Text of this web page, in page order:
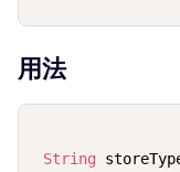
用法
String